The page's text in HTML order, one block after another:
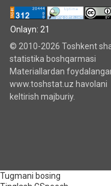
Onlayn: 21
© 2010-2026 Toshkent
statistika boshqarmasi
Materiallardan
www.toshstat.uz havolani
keltirish majburiy.
Tugmani bosing